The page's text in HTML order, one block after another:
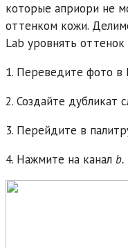
которые априори не
оттенком кожи.
Lab уровнять оттенок
1. Переведите фото в
2. Создайте дубликат
3. Перейдите в
4. Нажмите на канал b.